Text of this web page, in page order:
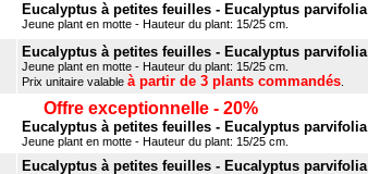
Eucalyptus à petites feuilles - Eucalyptus parvifolia
Jeune plant en motte - Hauteur du plant: 15/25 cm.
Eucalyptus à petites feuilles - Eucalyptus parvifolia
Jeune plant en motte - Hauteur du plant: 15/25 cm.
Prix unitaire valable à partir de 3 plants commandés
Offre exceptionnelle - 20%
Eucalyptus à petites feuilles - Eucalyptus parvifolia
Jeune plant en motte - Hauteur du plant: 15/25 cm.
Eucalyptus à petites feuilles - Eucalyptus parvifolia